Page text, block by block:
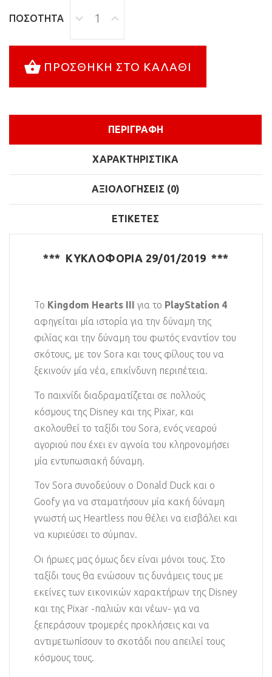
ΠΟΣΌΤΗΤΑ
ΠΡΟΣΘΉΚΗ ΣΤΟ ΚΑΛΆΘΙ
ΠΕΡΙΓΡΑΦΉ
ΧΑΡΑΚΤΗΡΙΣΤΙΚΆ
ΑΞΙΟΛΟΓΉΣΕΙΣ (0)
ΕΤΙΚΈΤΕΣ
*** ΚΥΚΛΟΦΟΡΙΑ 29/01/2019 ***
Το Kingdom Hearts III για το PlayStation 4
αφηγείται μία ιστορία για την δύναμη της
φιλίας και την δύναμη του φωτός εναντίον του
σκότους, με τον Sora και τους φίλους του να
ξεκινούν μία νέα, επικίνδυνη περιπέτεια.
Το παιχνίδι διαδραματίζεται σε πολλούς
κόσμους της Disney και της Pixar, και
ακολουθεί το ταξίδι του Sora, ενός νεαρού
αγοριού που έχει εν αγνοία του κληρονομήσει
μία εντυπωσιακή δύναμη.
Τον Sora συνοδεύουν ο Donald Duck και ο
Goofy για να σταματήσουν μία κακή δύναμη
γνωστή ως Heartless που θέλει να εισβάλει και
να κυριεύσει το σύμπαν.
Οι ήρωες μας όμως δεν είναι μόνοι τους. Στο
ταξίδι τους θα ενώσουν τις δυνάμεις τους με
εκείνες των εικονικών χαρακτήρων της Disney
και της Pixar -παλιών και νέων- για να
ξεπεράσουν τρομερές προκλήσεις και να
αντιμετωπίσουν το σκοτάδι που απειλεί τους
κόσμους τους.